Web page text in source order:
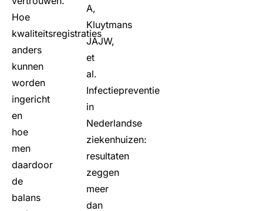
Hoe
kwaliteitsregistraties
anders
kunnen
worden
ingericht
en
hoe
men
daardoor
de
balans
A,
Kluytmans
JAJW,
et
al.
Infectiepreventie
in
Nederlandse
ziekenhuizen:
resultaten
zeggen
meer
dan